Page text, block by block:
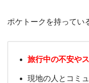
ポケトークを持ってい
旅行中の不安や
現地の人とコミ